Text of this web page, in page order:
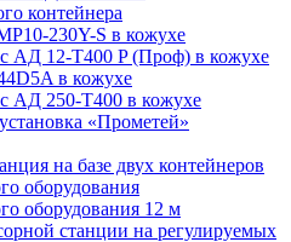
контейнера
230Y-S в кожухе
АД 12-Т400 P (Проф) в кожухе
в кожухе
АД 250-Т400 в кожухе
«Прометей»
на базе двух контейнеров
оборудования
оборудования 12 м
станции на регулируемых